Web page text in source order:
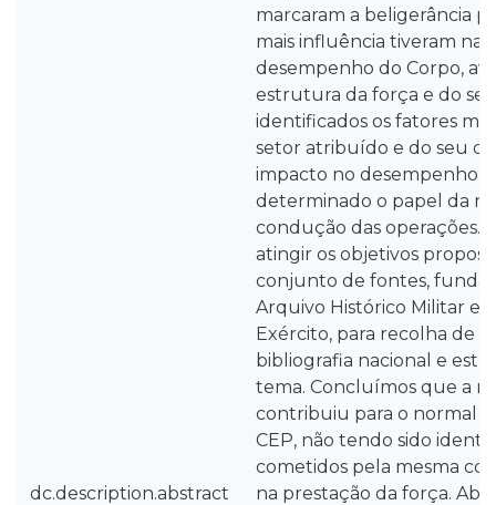
dc.description.abstract
marcaram a beligerância
mais influência tiveram na
desempenho do Corpo,
estrutura da força e do
identificados os fatores
setor atribuído e do seu
impacto no desempenho e
determinado o papel da
condução das operações.
atingir os objetivos
conjunto de fontes,
Arquivo Histórico Militar e
Exército, para recolha de
bibliografia nacional e
tema. Concluímos que a
contribuiu para o normal
CEP, não tendo sido
cometidos pela mesma
na prestação da força.